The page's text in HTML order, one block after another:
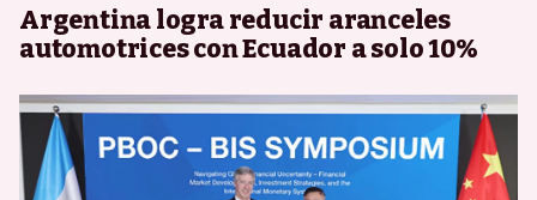
Argentina logra reducir aranceles
automotrices con Ecuador a solo 10%